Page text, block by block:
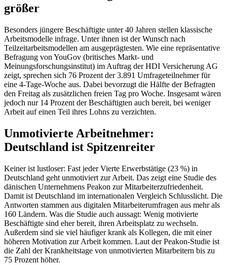
größer
Besonders jüngere Beschäftigte unter 40 Jahren stellen klassische
Arbeitsmodelle infrage. Unter ihnen ist der Wunsch nach
Teilzeitarbeitsmodellen am ausgeprägtesten. Wie eine repräsentative
Befragung von YouGov (britisches Markt- und
Meinungsforschungsinstitut) im Auftrag der HDI Versicherung AG
zeigt, sprechen sich 76 Prozent der 3.891 Umfrageteilnehmer für
eine 4-Tage-Woche aus. Dabei bevorzugt die Hälfte der Befragten
den Freitag als zusätzlichen freien Tag pro Woche. Insgesamt wären
jedoch nur 14 Prozent der Beschäftigten auch bereit, bei weniger
Arbeit auf einen Teil ihres Lohns zu verzichten.
Unmotivierte Arbeitnehmer:
Deutschland ist Spitzenreiter
Keiner ist lustloser: Fast jeder Vierte Erwerbstätige (23 %) in
Deutschland geht unmotiviert zur Arbeit. Das zeigt eine Studie des
dänischen Unternehmens Peakon zur Mitarbeiterzufriedenheit.
Damit ist Deutschland im internationalen Vergleich Schlusslicht. Die
Antworten stammen aus digitalen Mitarbeiterumfragen aus mehr als
160 Ländern. Was die Studie auch aussagt: Wenig motivierte
Beschäftigte sind eher bereit, ihren Arbeitsplatz zu wechseln.
Außerdem sind sie viel häufiger krank als Kollegen, die mit einer
höheren Motivation zur Arbeit kommen. Laut der Peakon-Studie ist
die Zahl der Krankheitstage von unmotivierten Mitarbeitern bis zu
75 Prozent höher.